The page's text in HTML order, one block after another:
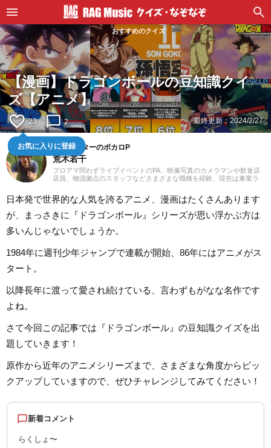
おすすめのクイズ
【漫画】ドラゴンボールの豆知識クイ
ズ【アニメ】
favorite_border 23
お気に入りに登録
chat_bubble_outline 2 最終更新： 2024/2/27
音楽ライターのボカロP
荒木若干
プロアマ問わずライブイベントのPA、映像写真のカメラマンや飲食店
店員、物流拠点のスタッフなどさまざまな職種を経験、現在は兼業ラ
での作品紹介記事や、1st PLACE株式会社様の「IA SUPER BEST」特
典ライナーノーツの執筆等に携わらせていただきました。音楽経験と
しては、中学からギターを始め、学生時代はバンド活動に注力。その
後15年以上、現在に至るまで、いちボカロPとしてオリジナル楽曲を発
表し続けています。邦楽ロック、ボカロ、漫画が得意ジャンルです。
日本発で世界的な人気を誇るアニメ、漫画はたくさんあります
が、まっさきに『ドラゴンボール』シリーズが思い浮かぶ方は
多いんじゃないでしょうか。
1984年に週刊少年ジャンプで連載が開始、86年にはアニメがス
タート。
以降長年に渡って愛され続けている、言わずもがなな名作です
よね。
さて今回この記事では『ドラゴンボール』の豆知識クイズを出
題していきます！
原作から近年のアニメシリーズまで、さまざまな角度からピッ
クアップしていますので、ぜひチャレンジしてみてください！
chat_bubble_outline新着コメント
らくしょ〜